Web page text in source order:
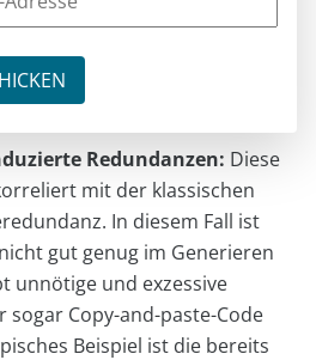
die Sprache
in den IDEs und in
Codegeneratoren, die
Redundanzen: Diese
mit der klassischen
In diesem Fall ist
gut genug im Generieren
unnötige und exzessive
Copy-and-paste-Code
Beispiel ist die bereits